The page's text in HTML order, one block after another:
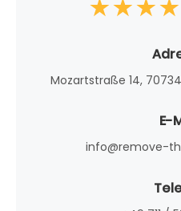
Mozartstraße 14,
E-
info@remove-